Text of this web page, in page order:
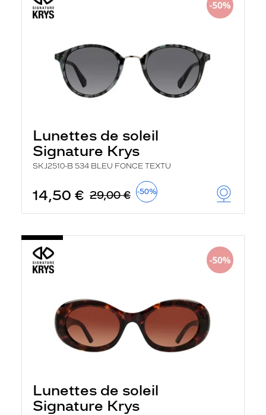
Lunettes de soleil
Signature Krys
SKJ2510-B 534 BLEU FONCE TEXTU
14,50 € 29,00 € -50%
Lunettes de soleil
Signature Krys